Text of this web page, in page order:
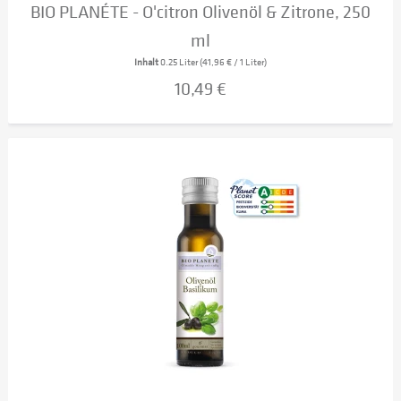
BIO PLANÉTE - O'citron Olivenöl & Zitrone, 250
ml
Inhalt0.25 Liter(41,96 € / 1 Liter)
10,49 €